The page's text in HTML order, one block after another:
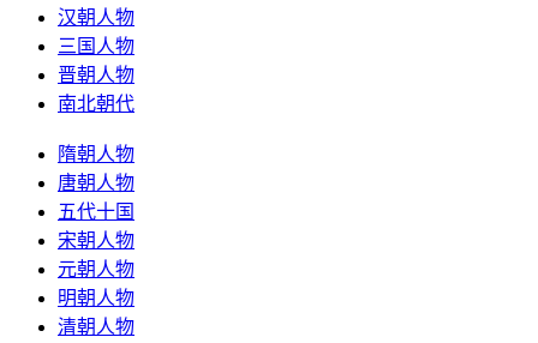
汉朝人物
三国人物
晋朝人物
南北朝代
隋朝人物
唐朝人物
五代十国
宋朝人物
元朝人物
明朝人物
清朝人物